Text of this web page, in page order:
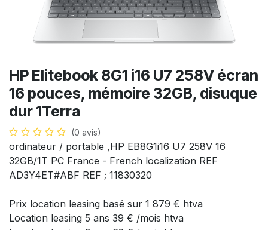
HP Elitebook 8G1 i16 U7 258V écran
16 pouces, mémoire 32GB, disuque
dur 1Terra
(0 avis)
ordinateur / portable ,HP EB8G1i16 U7 258V 16
32GB/1T PC France - French localization REF
AD3Y4ET#ABF REF ; 11830320
Prix location leasing basé sur 1 879 € htva
Location leasing 5 ans 39 € /mois htva